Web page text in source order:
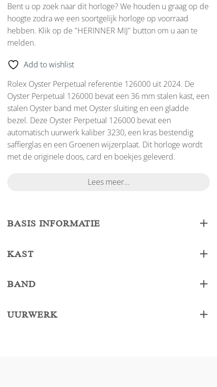
Bent u op zoek naar dit horloge? We houden u graag op de
hoogte zodra we een soortgelijk horloge op voorraad
hebben. Klik op de "HERINNER MIJ" button om u aan te
melden.
Add to wishlist
Rolex Oyster Perpetual referentie 126000 uit 2024. De
Oyster Perpetual 126000 bevat een 36 mm stalen kast, een
stalen Oyster band met Oyster sluiting en een gladde
bezel. Deze Oyster Perpetual 126000 bevat een
automatisch uurwerk kaliber 3230, een kras bestendig
saffierglas en een Groenen wijzerplaat. Dit horloge wordt
met de originele doos, card en boekjes geleverd.
Lees meer...
BASIS INFORMATIE
KAST
BAND
UURWERK